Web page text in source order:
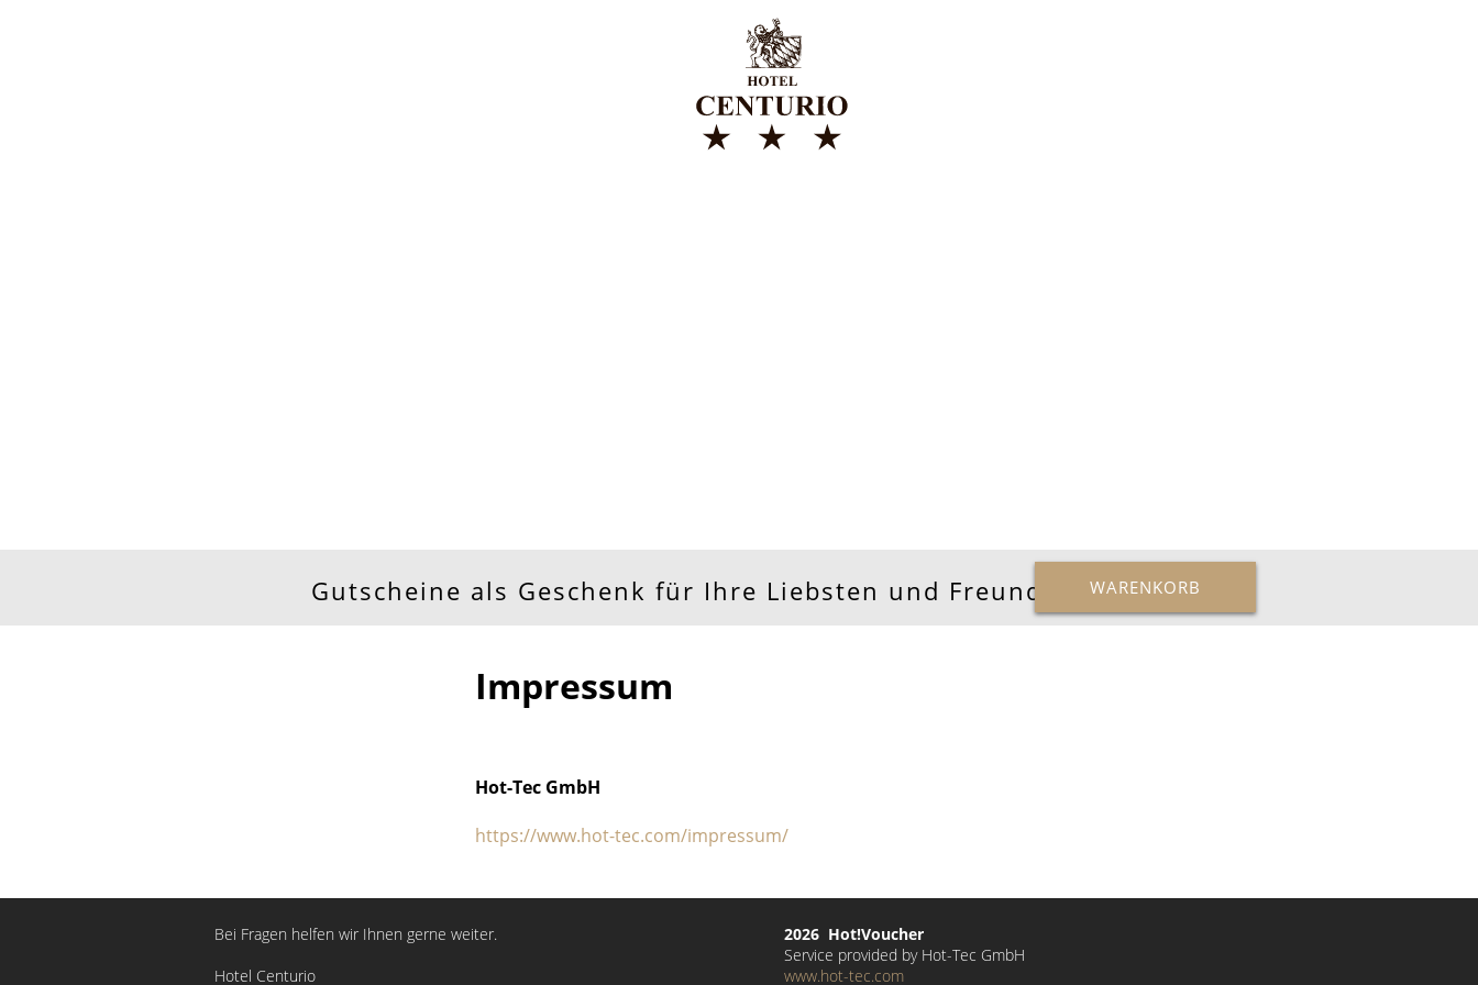
Gutscheine als Geschenk für Ihre Liebsten und Freunde WARENKORB
Impressum
Hot-Tec GmbH
https://www.hot-tec.com/impressum/
Bei Fragen helfen wir Ihnen gerne weiter.
Hotel Centurio
2026 Hot!Voucher
Service provided by Hot-Tec GmbH
www.hot-tec.com